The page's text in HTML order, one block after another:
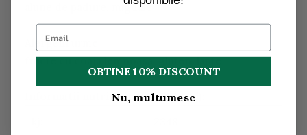
alune de padure, migdale
Alergeni
fructe cu coaja lemnoasa, gluten, lapte
Informatii nutritionale (100g/ ml)
OBTINE 10% DISCOUNT
Nu, multumesc